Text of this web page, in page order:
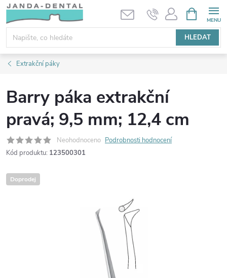
Přejít
obsah
HLEDAT
NÁKUPNÍ
KOŠÍK
Extrakční páky
Barry páka extrakční
pravá; 9,5 mm; 12,4 cm
Neohodnoceno Podrobnosti hodnocení
Kód produktu: 123500301
Doprodej